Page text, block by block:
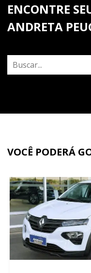
ENCONTRE
ANDRETA
VOCÊ PODERÁ